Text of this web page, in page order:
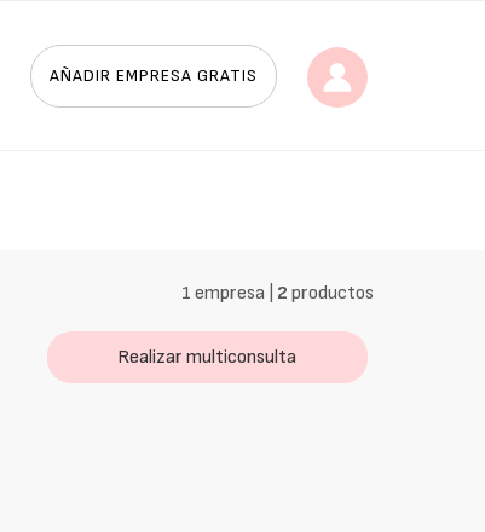
AÑADIR EMPRESA GRATIS
1 empresa | 2 productos
Realizar multiconsulta